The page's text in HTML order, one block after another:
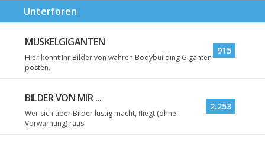
Unterforen
MUSKELGIGANTEN
Hier könnt Ihr Bilder von wahren Bodybuilding Giganten
posten.
915
BILDER VON MIR ...
Wer sich über Bilder lustig macht, fliegt (ohne
Vorwarnung) raus.
2.253